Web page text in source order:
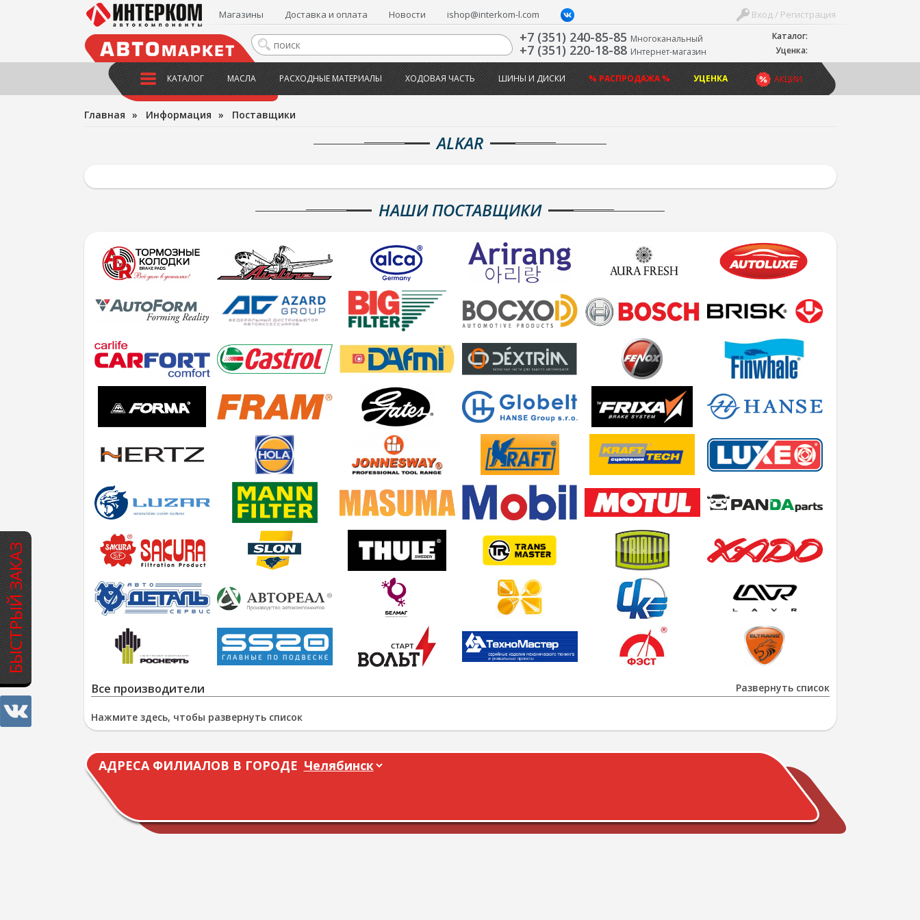
БЫСТРЫЙ ЗАКАЗ
Каталог:
Уценка:
Вход / Регистрация
Магазины Доставка и оплата Новости ishop@interkom-l.com
+7 (351) 240-85-85 Многоканальный
+7 (351) 220-18-88 Интернет-магазин
АКЦИИ
КАТАЛОГ МАСЛА РАСХОДНЫЕ МАТЕРИАЛЫ ХОДОВАЯ ЧАСТЬ ШИНЫ И ДИСКИ % РАСПРОДАЖА % УЦЕНКА
Главная » Информация » Поставщики
ALKAR
НАШИ ПОСТАВЩИКИ
Развернуть список
Все производители
Нажмите здесь, чтобы развернуть список
АДРЕСА ФИЛИАЛОВ В ГОРОДЕ